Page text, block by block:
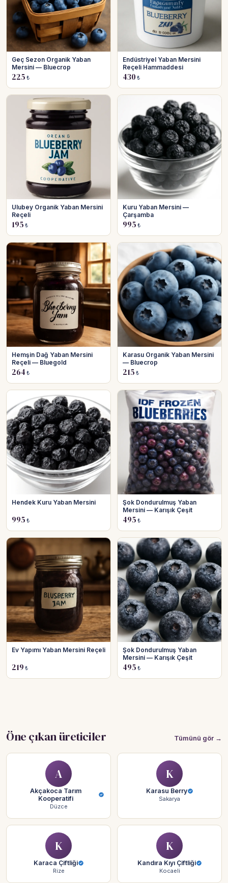
Geç Sezon Organik Yaban
Mersini — Bluecrop
225 ₺
Endüstriyel Yaban Mersini
Reçeli Hammaddesi
430 ₺
Ulubey Organik Yaban Mersini
Reçeli
195 ₺
Kuru Yaban Mersini —
Çarşamba
995 ₺
Hemşin Dağ Yaban Mersini
Reçeli — Bluegold
264 ₺
Karasu Organik Yaban Mersini
— Bluecrop
215 ₺
Hendek Kuru Yaban Mersini
995 ₺
Şok Dondurulmuş Yaban
Mersini — Karışık Çeşit
495 ₺
Ev Yapımı Yaban Mersini Reçeli
219 ₺
Şok Dondurulmuş Yaban
Mersini — Karışık Çeşit
495 ₺
Öne çıkan üreticiler Tümünü gör →
A
Akçakoca Tarım
Kooperatifi
Düzce
K
Karasu Berry
Sakarya
K
Karaca Çiftliği
Rize
K
Kandıra Kıyı Çiftliği
Kocaeli